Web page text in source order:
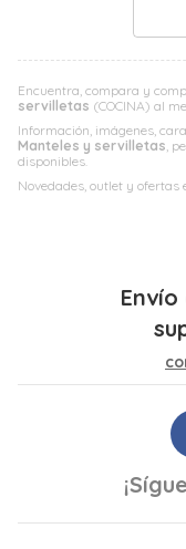
Encuentra, compara y
servilletas (COCINA) al
Información, imágenes,
Manteles y servilletas,
disponibles.
Novedades, outlet y ofertas